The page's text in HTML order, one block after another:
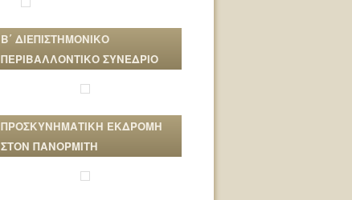
Β΄ ΔΙΕΠΙΣΤΗΜΟΝΙΚΟ
ΠΕΡΙΒΑΛΛΟΝΤΙΚΟ ΣΥΝΕΔΡΙΟ
ΠΡΟΣΚΥΝΗΜΑΤΙΚΗ ΕΚΔΡΟΜΗ
ΣΤΟΝ ΠΑΝΟΡΜΙΤΗ